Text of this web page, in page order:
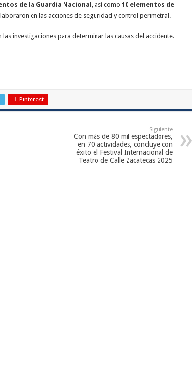
de la Guardia Nacional , así como 10 elementos de
en las acciones de seguridad y control perimetral.
investigaciones para determinar las causas del accidente.
Pinterest
Siguiente
Con más de 80 mil espectadores,
en 70 actividades, concluye con
éxito el Festival Internacional de
Teatro de Calle Zacatecas 2025